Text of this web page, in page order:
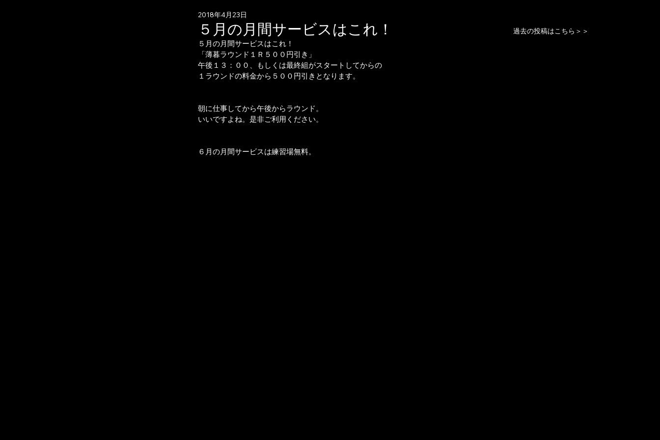
５月の月間サービスはこれ！
2018年4月23日
５月の月間サービスはこれ！
「薄暮ラウンド１Ｒ５００円引き」
午後１３：００、もしくは最終組がスタートしてからの
１ラウンドの料金から５００円引きとなります。
朝に仕事してから午後からラウンド。
いいですよね。是非ご利用ください。
６月の月間サービスは練習場無料。
過去の投稿はこちら＞＞